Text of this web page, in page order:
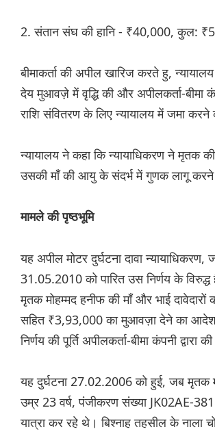
2. संतान संघ की हानि - ₹40,000, कुल:
बीमाकर्ता की अपील खारिज करते हु, न्यायालय
देय मुआवज़े में वृद्धि की और अपीलकर्ता-बीमा
राशि संवितरण के लिए न्यायालय में जमा करने
न्यायालय ने कहा कि न्यायाधिकरण ने मृतक
उसकी माँ की आयु के संदर्भ में गुणक लागू करने
मामले की पृष्ठभूमि
यह अपील मोटर दुर्घटना दावा न्यायाधिकरण,
31.05.2010 को पारित उस निर्णय के
मृतक मोहम्मद हनीफ की माँ और भाई दावेदारों
सहित ₹3,93,000 का मुआवज़ा देने का आदेश
निर्णय की पूर्ति अपीलकर्ता-बीमा कंपनी द्वारा
यह दुर्घटना 27.02.2006 को हुई, जब मृतक
उम्र 23 वर्ष, पंजीकरण संख्या JK02AE-
यात्रा कर रहे थे। बिश्नाह तहसील के नाला